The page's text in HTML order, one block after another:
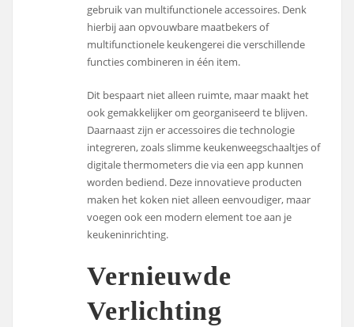
gebruik van multifunctionele accessoires. Denk
hierbij aan opvouwbare maatbekers of
multifunctionele keukengerei die verschillende
functies combineren in één item.
Dit bespaart niet alleen ruimte, maar maakt het
ook gemakkelijker om georganiseerd te blijven.
Daarnaast zijn er accessoires die technologie
integreren, zoals slimme keukenweegschaaltjes of
digitale thermometers die via een app kunnen
worden bediend. Deze innovatieve producten
maken het koken niet alleen eenvoudiger, maar
voegen ook een modern element toe aan je
keukeninrichting.
Vernieuwde
Verlichting